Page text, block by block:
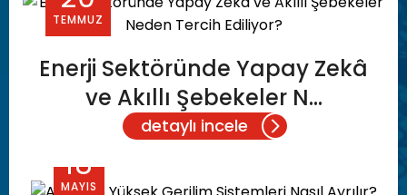
TEMMUZ
Enerji Sektöründe Yapay Zekâ
ve Akıllı Şebekeler N...
detaylı incele
18
MAYIS